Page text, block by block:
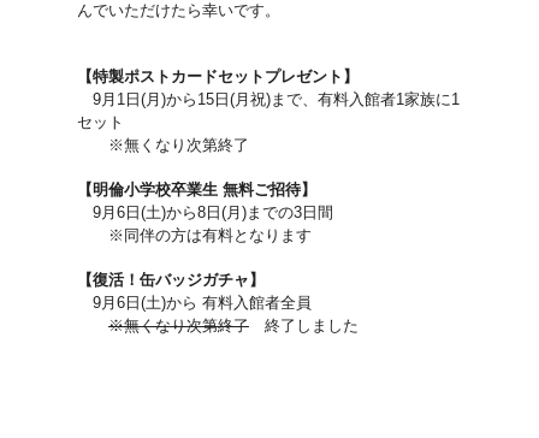
んでいただけたら幸いです。
【特製ポストカードセットプレゼント】
9月1日(月)から15日(月祝)まで、有料入館者1家族に1
セット
※無くなり次第終了
【明倫小学校卒業生 無料ご招待】
9月6日(土)から8日(月)までの3日間
※同伴の方は有料となります
【復活！缶バッジガチャ】
9月6日(土)から 有料入館者全員
※無くなり次第終了 終了しました